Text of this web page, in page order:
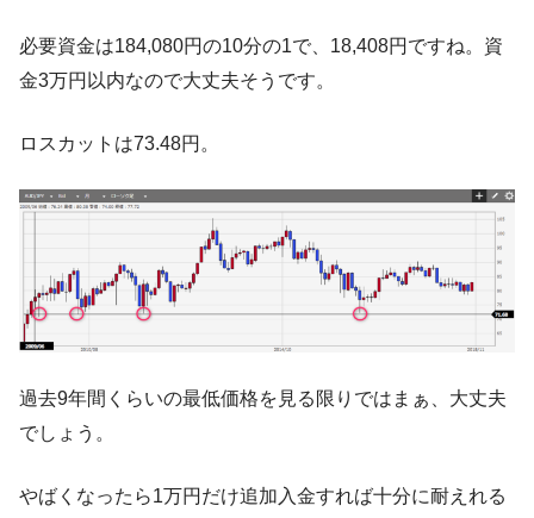
必要資金は184,080円の10分の1で、18,408円ですね。資
金3万円以内なので大丈夫そうです。
ロスカットは73.48円。
過去9年間くらいの最低価格を見る限りではまぁ、大丈夫
でしょう。
やばくなったら1万円だけ追加入金すれば十分に耐えれる